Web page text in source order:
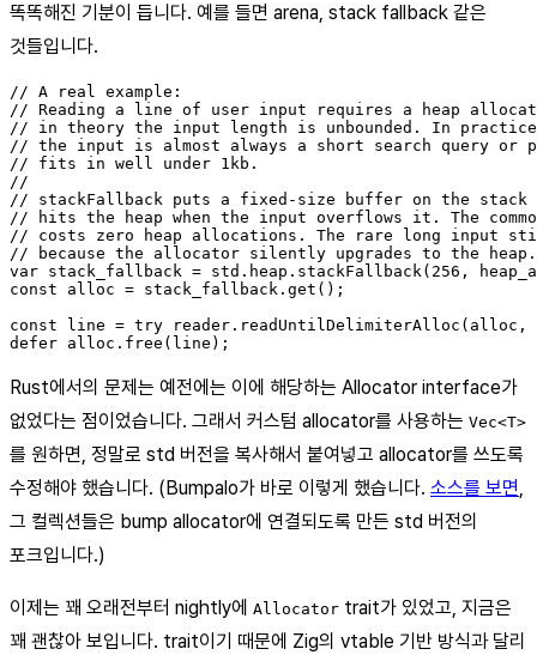
똑똑해진 기분이 듭니다. 예를 들면 arena, stack fallback 같은
것들입니다.
// A real example:
// Reading a line of user input requires a heap
// in theory the input length is unbounded. In practice
// the input is almost always a short search query or
// fits in well under 1kb.
//
// stackFallback puts a fixed-size buffer on the stack
// hits the heap when the input overflows it. The
// costs zero heap allocations. The rare long input
// because the allocator silently upgrades to the heap.
var stack_fallback = std.heap.stackFallback(256,
const alloc = stack_fallback.get();
const line = try
Rust에서의 문제는 예전에는 이에 해당하는 Allocator interface가
없었다는 점이었습니다. 그래서 커스텀 allocator를 사용하는 Vec<T>
를 원하면, 정말로 std 버전을 복사해서 붙여넣고 allocator를 쓰도록
수정해야 했습니다. (Bumpalo가 바로 이렇게 했습니다. 소스를 보면,
그 컬렉션들은 bump allocator에 연결되도록 만든 std 버전의
포크입니다.)
이제는 꽤 오래전부터 nightly에 Allocator trait가 있었고, 지금은
꽤 괜찮아 보입니다. trait이기 때문에 Zig의 vtable 기반 방식과 달리